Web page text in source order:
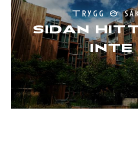
Trygg &
SIDAN
INTE